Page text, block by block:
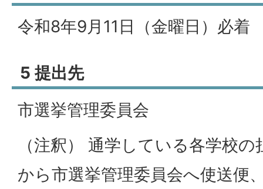
令和8年9月11日（金曜日）必着
5 提出先
市選挙管理委員会
（注釈） 通学している各学校
から市選挙管理委員会へ使送便